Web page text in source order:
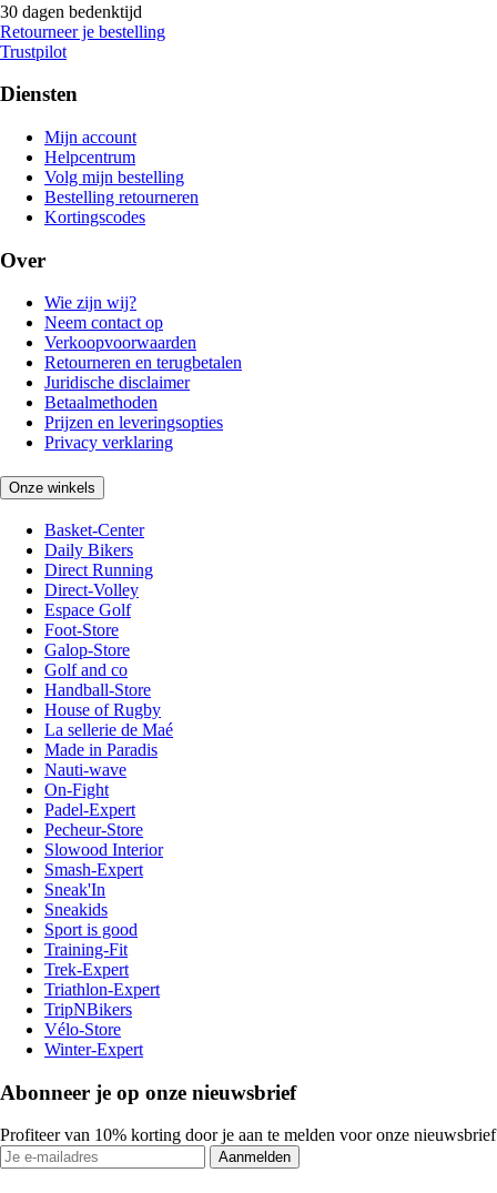
30 dagen bedenktijd
Retourneer je bestelling
Trustpilot
Diensten
Mijn account
Helpcentrum
Volg mijn bestelling
Bestelling retourneren
Kortingscodes
Over
Wie zijn wij?
Neem contact op
Verkoopvoorwaarden
Retourneren en terugbetalen
Juridische disclaimer
Betaalmethoden
Prijzen en leveringsopties
Privacy verklaring
Onze winkels
Basket-Center
Daily Bikers
Direct Running
Direct-Volley
Espace Golf
Foot-Store
Galop-Store
Golf and co
Handball-Store
House of Rugby
La sellerie de Maé
Made in Paradis
Nauti-wave
On-Fight
Padel-Expert
Pecheur-Store
Slowood Interior
Smash-Expert
Sneak'In
Sneakids
Sport is good
Training-Fit
Trek-Expert
Triathlon-Expert
TripNBikers
Vélo-Store
Winter-Expert
Abonneer je op onze nieuwsbrief
Profiteer van 10% korting door je aan te melden voor onze nieuwsbrief
Aanmelden